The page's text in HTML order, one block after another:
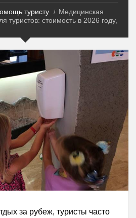
туристу
Медицинская
туристов: стоимость в 2026 году,
за рубеж, туристы часто